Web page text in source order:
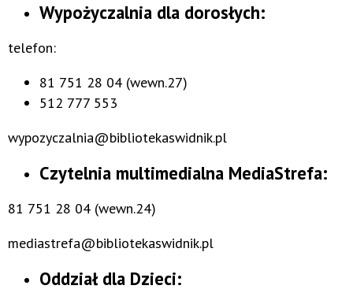
Wypożyczalnia dla dorosłych:
telefon:
81 751 28 04 (wewn.27)
512 777 553
wypozyczalnia@bibliotekaswidnik.pl
Czytelnia multimedialna MediaStrefa:
81 751 28 04 (wewn.24)
mediastrefa@bibliotekaswidnik.pl
Oddział dla Dzieci: